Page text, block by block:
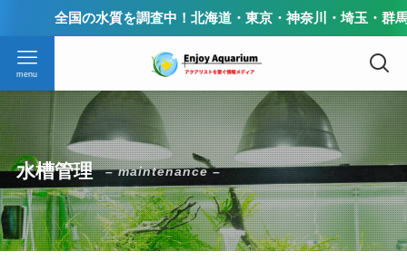
全国の水質を調査中！北海道・東京・神奈川・埼玉・群馬・
menu
水槽管理 – maintenance –